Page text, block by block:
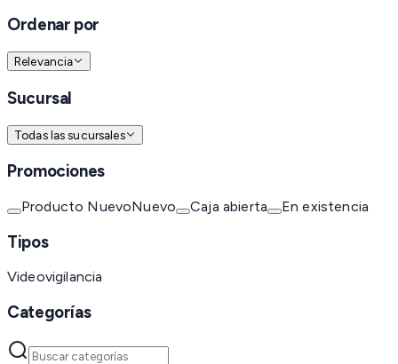
Ordenar por
Relevancia
Sucursal
Todas las sucursales
Promociones
Producto NuevoNuevo Caja abierta En existencia
Tipos
Videovigilancia
Categorías